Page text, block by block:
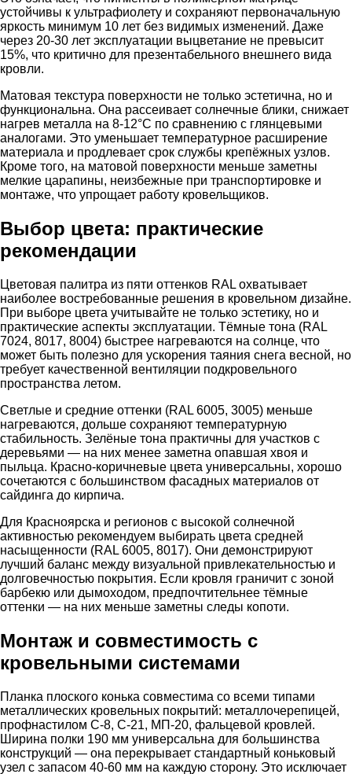
устойчивы к ультрафиолету и сохраняют первоначальную
яркость минимум 10 лет без видимых изменений. Даже
через 20-30 лет эксплуатации выцветание не превысит
15%, что критично для презентабельного внешнего вида
кровли.
Матовая текстура поверхности не только эстетична, но и
функциональна. Она рассеивает солнечные блики, снижает
нагрев металла на 8-12°C по сравнению с глянцевыми
аналогами. Это уменьшает температурное расширение
материала и продлевает срок службы крепёжных узлов.
Кроме того, на матовой поверхности меньше заметны
мелкие царапины, неизбежные при транспортировке и
монтаже, что упрощает работу кровельщиков.
Выбор цвета: практические
рекомендации
Цветовая палитра из пяти оттенков RAL охватывает
наиболее востребованные решения в кровельном дизайне.
При выборе цвета учитывайте не только эстетику, но и
практические аспекты эксплуатации. Тёмные тона (RAL
7024, 8017, 8004) быстрее нагреваются на солнце, что
может быть полезно для ускорения таяния снега весной, но
требует качественной вентиляции подкровельного
пространства летом.
Светлые и средние оттенки (RAL 6005, 3005) меньше
нагреваются, дольше сохраняют температурную
стабильность. Зелёные тона практичны для участков с
деревьями — на них менее заметна опавшая хвоя и
пыльца. Красно-коричневые цвета универсальны, хорошо
сочетаются с большинством фасадных материалов от
сайдинга до кирпича.
Для Красноярска и регионов с высокой солнечной
активностью рекомендуем выбирать цвета средней
насыщенности (RAL 6005, 8017). Они демонстрируют
лучший баланс между визуальной привлекательностью и
долговечностью покрытия. Если кровля граничит с зоной
барбекю или дымоходом, предпочтительнее тёмные
оттенки — на них меньше заметны следы копоти.
Монтаж и совместимость с
кровельными системами
Планка плоского конька совместима со всеми типами
металлических кровельных покрытий: металлочерепицей,
профнастилом С-8, С-21, МП-20, фальцевой кровлей.
Ширина полки 190 мм универсальна для большинства
конструкций — она перекрывает стандартный коньковый
узел с запасом 40-60 мм на каждую сторону. Это исключает